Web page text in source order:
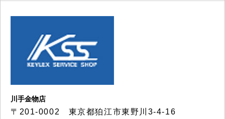
川手金物店
〒201-0002 東京都狛江市東野川3-4-16